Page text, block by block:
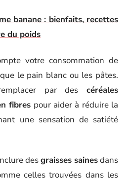
banane : bienfaits, recettes
du poids
votre consommation de
le pain blanc ou les pâtes.
par des céréales
fibres pour aider à réduire la
une sensation de satiété
desgraisses sainesdans
celles trouvées dans les